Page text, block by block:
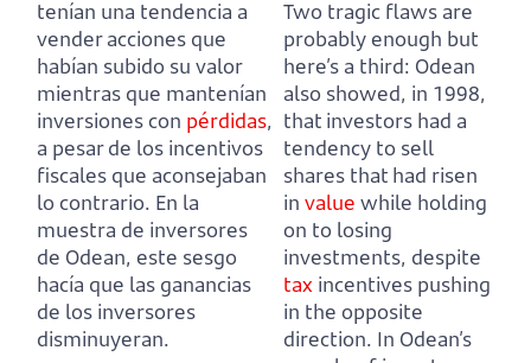
tenían una tendencia a
vender acciones que
habían subido su valor
mientras que mantenían
inversiones con pérdidas,
a pesar de los incentivos
fiscales que aconsejaban
lo contrario. En la
muestra de inversores
de Odean, este sesgo
hacía que las ganancias
de los inversores
disminuyeran.
Two tragic flaws are
probably enough but
here’s a third: Odean
also showed, in 1998,
that investors had a
tendency to sell
shares that had risen
in value while holding
on to losing
investments, despite
tax incentives pushing
in the opposite
direction. In Odean’s